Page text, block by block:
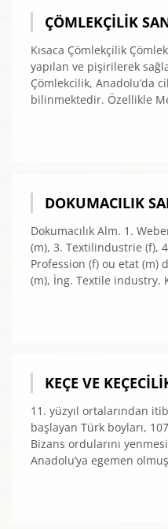
ÇÖMLEKÇILIK
Kısaca Çömlekçilik
yapılan ve pişirilerek
Çömlekcilik, Anadolu’da
bilinmektedir. Özellikle
DOKUMACILIK
Dokumacılık Alm. 1.
(m), 3. Textilindustrie (f),
Profession (f) ou etat (m)
(m), İng. Textile industry.
KEÇE VE
11. yüzyıl ortalarından
başlayan Türk boyları,
Bizans ordularını
Anadolu’ya egemen